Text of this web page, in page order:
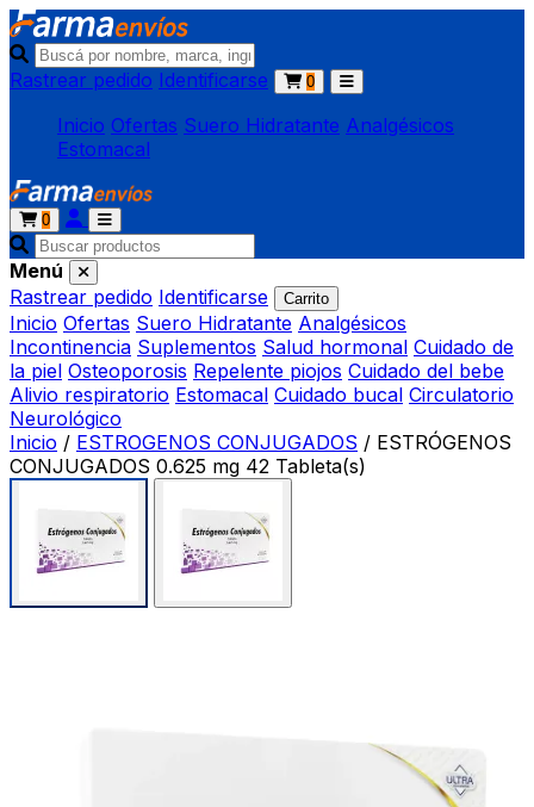
Rastrear pedido Identificarse 0
Inicio Ofertas Suero Hidratante Analgésicos
Estomacal
0
Menú
Rastrear pedido Identificarse Carrito
Inicio Ofertas Suero Hidratante Analgésicos
Incontinencia Suplementos Salud hormonal Cuidado de
la piel Osteoporosis Repelente piojos Cuidado del bebe
Alivio respiratorio Estomacal Cuidado bucal Circulatorio
Neurológico
Inicio / ESTROGENOS CONJUGADOS / ESTRÓGENOS
CONJUGADOS 0.625 mg 42 Tableta(s)